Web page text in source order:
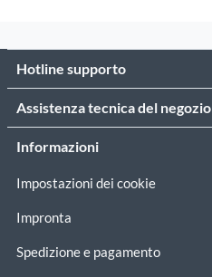
Hotline supporto
Assistenza tecnica del negozio
Informazioni
Impostazioni dei cookie
Impronta
Spedizione e pagamento